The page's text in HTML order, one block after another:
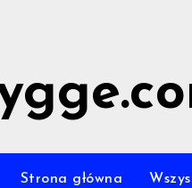
Strona główna